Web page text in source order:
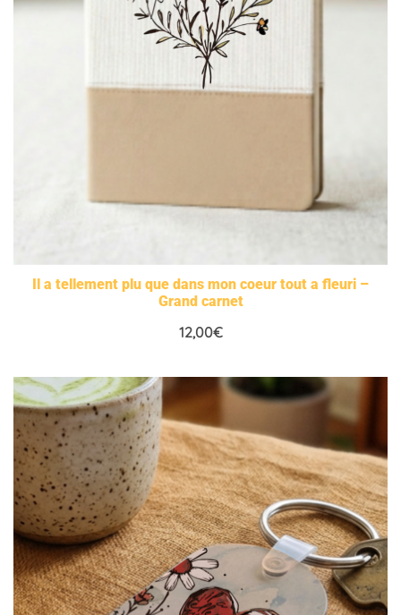
Il a tellement plu que dans mon coeur tout a fleuri –
Grand carnet
12,00€